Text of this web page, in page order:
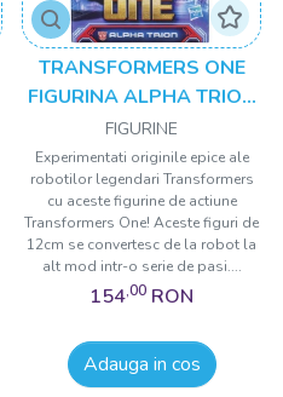
TRANSFORMERS ONE
FIGURINA ALPHA TRION
12CM
FIGURINE
Experimentati originile epice ale
robotilor legendari Transformers
cu aceste figurine de actiune
Transformers One! Aceste figuri de
12cm se convertesc de la robot la
alt mod intr-o serie de pasi....
154,00 RON
Adauga in cos